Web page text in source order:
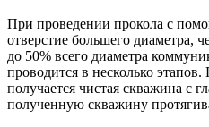
При проведении прокола с
отверстие большего диаметра,
до 50% всего диаметра
проводится в несколько
получается чистая скважина с
полученную скважину